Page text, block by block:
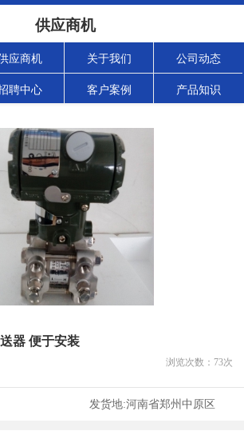
供应商机
应商机 关于我们 公司动态
聘中心 客户案例 产品知识
器 便于安装
浏览次数： 73次
发货地:河南省郑州中原区